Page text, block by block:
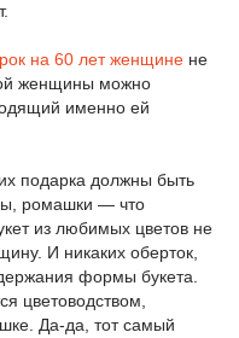
на 60 лет женщине не
женщины можно
именно ей
подарка должны быть
ромашки ― что
из любимых цветов не
И никаких оберток,
формы букета.
цветоводством,
Да-да, тот самый